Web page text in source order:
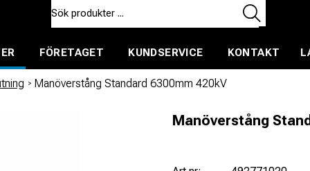
FÖRETAGET KUNDSERVICE KONTAKT
/ Manöverstång Standard 6300mm 420kV
Manöverstång